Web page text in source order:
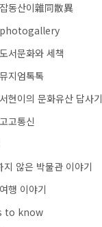
동산이雜同散異
photogallery
서문화와 세책
지엄톡톡
현이의 문화유산 답사기
고통신
지 않은 박물관 이야기
행 이야기
to know